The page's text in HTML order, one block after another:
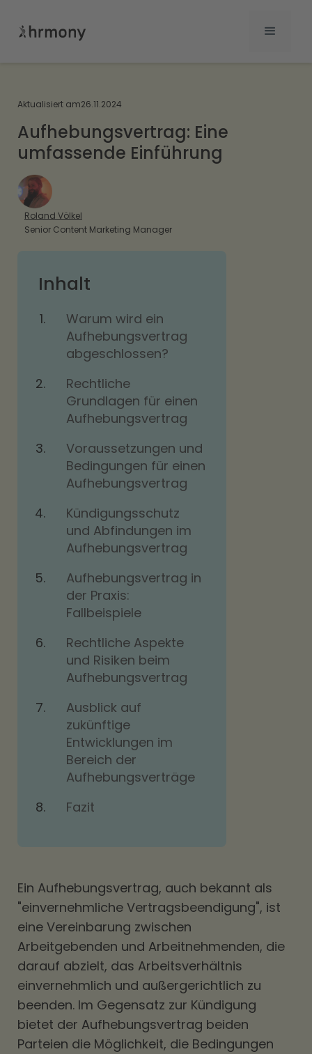
Aktualisiert am26.11.2024
Aufhebungsvertrag: Eine
umfassende Einführung
Roland Völkel
Senior Content Marketing Manager
Inhalt
Warum wird ein
Aufhebungsvertrag
abgeschlossen?
Rechtliche
Grundlagen für einen
Aufhebungsvertrag
Voraussetzungen und
Bedingungen für einen
Aufhebungsvertrag
Kündigungsschutz
und Abfindungen im
Aufhebungsvertrag
Aufhebungsvertrag in
der Praxis:
Fallbeispiele
Rechtliche Aspekte
und Risiken beim
Aufhebungsvertrag
Ausblick auf
zukünftige
Entwicklungen im
Bereich der
Aufhebungsverträge
Fazit
Ein Aufhebungsvertrag, auch bekannt als
"einvernehmliche Vertragsbeendigung", ist
eine Vereinbarung zwischen
Arbeitgebenden und Arbeitnehmenden, die
darauf abzielt, das Arbeitsverhältnis
einvernehmlich und außergerichtlich zu
beenden. Im Gegensatz zur Kündigung
bietet der Aufhebungsvertrag beiden
Parteien die Möglichkeit, die Bedingungen